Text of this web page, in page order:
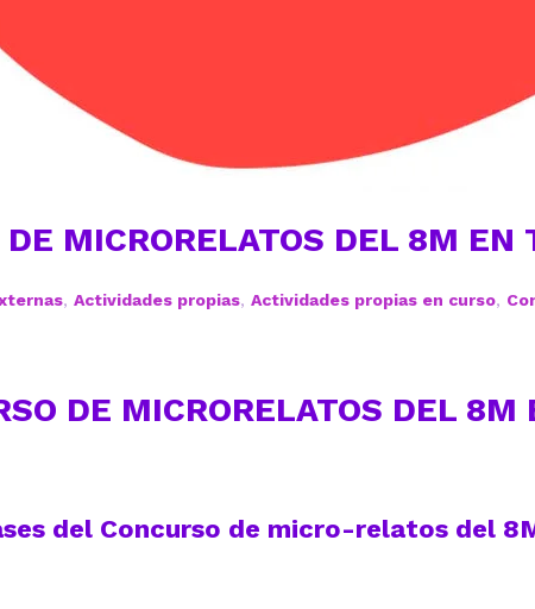
DE MICRORELATOS DEL 8M EN
, Actividades propias, Actividades propias en curso,
DE MICRORELATOS DEL 8M
del Concurso de micro-relatos del